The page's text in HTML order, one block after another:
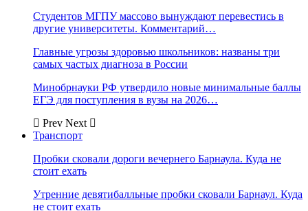
Студентов МГПУ массово вынуждают перевестись в
другие университеты. Комментарий…
Главные угрозы здоровью школьников: названы три
самых частых диагноза в России
Минобрнауки РФ утвердило новые минимальные баллы
ЕГЭ для поступления в вузы на 2026…
Prev Next
Транспорт
Пробки сковали дороги вечернего Барнаула. Куда не
стоит ехать
Утренние девятибалльные пробки сковали Барнаул. Куда
не стоит ехать